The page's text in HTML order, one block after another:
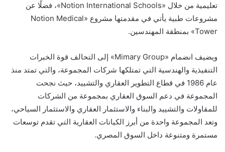
تعليمية من خلال «Notion International Schools»، فضلًا عن
مشروعات طبية يأتي في مقدمتها مشروع «Notion Medical
Tower» بمنطقة المهندسين.
ويضيف انضمام «Mimary Group» إلى التحالف قوة الخبرات
التنفيذية والهندسية التي تمتلكها شركات المجموعة، والتي تمتد منذ
عام 1986 في قطاع التطوير العقاري والتشييد، حيث نجحت
المجموعة في دعم السوق العقاري بمجموعة من الشركات
للمقاولات والتشييد والبناء والاستثمار العقاري والاستثمار السياحي،
وتعد المجموعة واحدة من أبرز الكيانات العقارية التي تقدم توسعات
مستمرة ومتنوعة داخل السوق المصري.